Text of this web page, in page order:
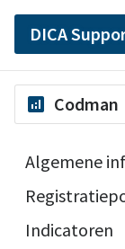
DICA
analytics Codman
Algemene
Indicatoren